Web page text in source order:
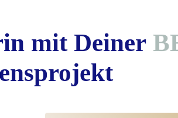
mit Deiner